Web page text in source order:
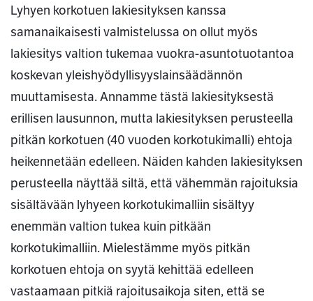
Lyhyen korkotuen lakiesityksen kanssa
samanaikaisesti valmistelussa on ollut myös
lakiesitys valtion tukemaa vuokra-asuntotuotantoa
koskevan yleishyödyllisyyslainsäädännön
muuttamisesta. Annamme tästä lakiesityksestä
erillisen lausunnon, mutta lakiesityksen perusteella
pitkän korkotuen (40 vuoden korkotukimalli) ehtoja
heikennetään edelleen. Näiden kahden lakiesityksen
perusteella näyttää siltä, että vähemmän rajoituksia
sisältävään lyhyeen korkotukimalliin sisältyy
enemmän valtion tukea kuin pitkään
korkotukimalliin. Mielestämme myös pitkän
korkotuen ehtoja on syytä kehittää edelleen
vastaamaan pitkiä rajoitusaikoja siten, että se